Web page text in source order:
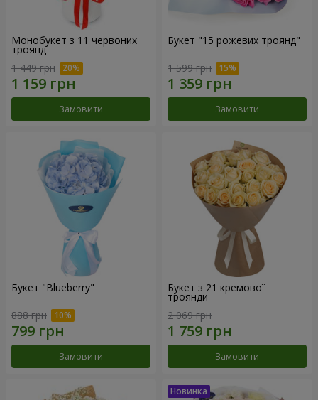
Монобукет з 11 червоних
троянд
1 449 грн
Замовити
Букет "15 рожевих троянд"
1 599 грн
Замовити
Букет "Blueberry"
888 грн
Замовити
Букет з 21 кремової
троянди
2 069 грн
Замовити